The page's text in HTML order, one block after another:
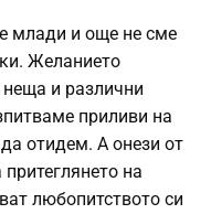
млади и още не сме
Желанието
и различни
приливи на
отидем. А онези от
на
любопитството си